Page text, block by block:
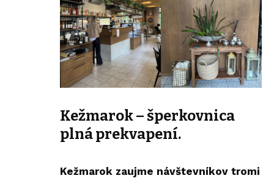
Kežmarok – šperkovnica
plná prekvapení.
Kežmarok zaujme návštevníkov tromi